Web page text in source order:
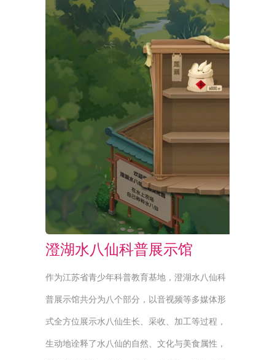
澄湖水八仙科普展示馆
作为江苏省青少年科普教育基地，澄湖水八仙科
普展示馆共分为八个部分，以音视频等多媒体形
式全方位展示水八仙生长、采收、加工等过程，
生动地诠释了水八仙的自然、文化与美食属性，